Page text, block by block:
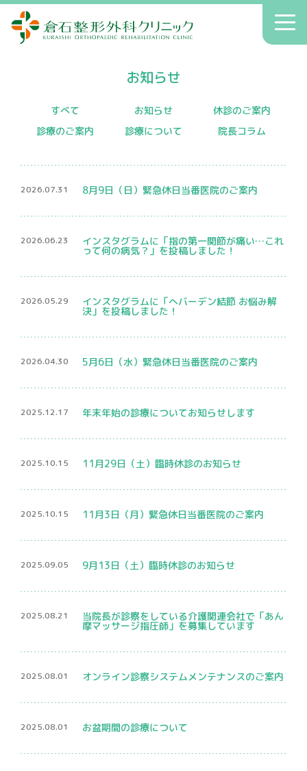
倉石整形外科クリニック
症状別療法
アクセス
送迎
マイナンバー保険証利用について
お知らせ
すべて お知らせ
休診のご案内
診療のご案内
診療について 院長コラム
2026.07.31 8月9日（日）緊急休日当番医院のご案内
2026.06.23 インスタグラムに「指の第一関節が痛い…これ
って何の病気？」を投稿しました！
2026.05.29 インスタグラムに「へバーデン結節 お悩み解
決」を投稿しました！
2026.04.30 5月6日（水）緊急休日当番医院のご案内
2025.12.17 年末年始の診療についてお知らせします
2025.10.15 11月29日（土）臨時休診のお知らせ
2025.10.15 11月3日（月）緊急休日当番医院のご案内
2025.09.05 9月13日（土）臨時休診のお知らせ
2025.08.21 当院長が診察をしている介護関連会社で「あん
摩マッサージ指圧師」を募集しています
2025.08.01 オンライン診察システムメンテナンスのご案内
2025.08.01 お盆期間の診療について